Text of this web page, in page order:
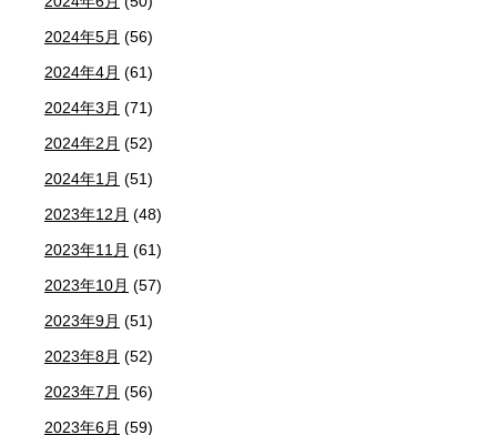
2024年5月 (56)
2024年4月 (61)
2024年3月 (71)
2024年2月 (52)
2024年1月 (51)
2023年12月 (48)
2023年11月 (61)
2023年10月 (57)
2023年9月 (51)
2023年8月 (52)
2023年7月 (56)
2023年6月 (59)